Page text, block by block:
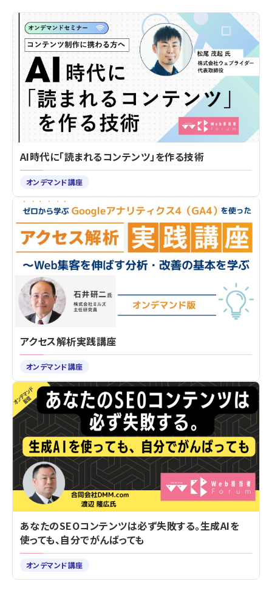
AI時代に「読まれるコンテンツ」を作る技術
オンデマンド講座
アクセス解析実践講座
オンデマンド講座
あなたのSEOコンテンツは必ず失敗する。生成AIを
使っても、自分でがんばっても
オンデマンド講座